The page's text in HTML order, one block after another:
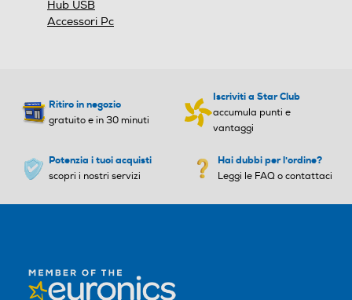
Hub USB
Accessori Pc
Ritiro in negozio
gratuito e in 30 minuti
Iscriviti a Star Club
accumula punti e
vantaggi
Potenzia i tuoi acquisti
scopri i nostri servizi
Hai dubbi per l'ordine?
Leggi le FAQ o contattaci